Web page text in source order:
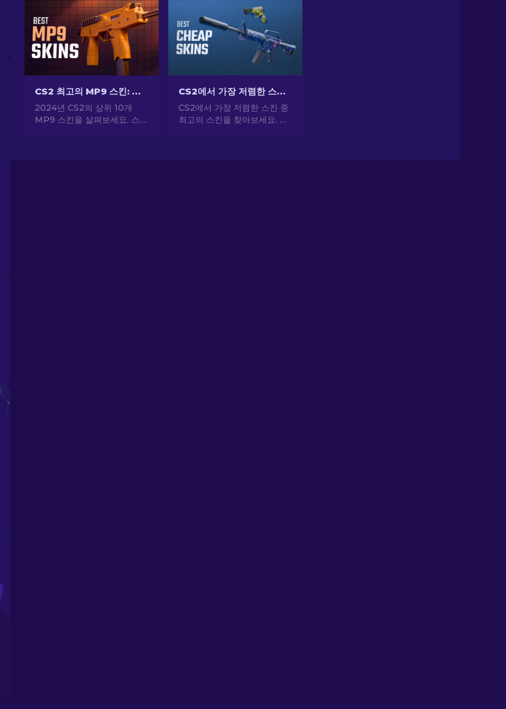
CS2 최고의 MP9 스킨: 에디터의 선택 [2026]
2024년 CS2의 상위 10개
MP9 스킨을 살펴보세요. 스타
CS2에서 가장 저렴한 스킨 [2026]
CS2에서 가장 저렴한 스킨 중
최고의 스킨을 찾아보세요. 전